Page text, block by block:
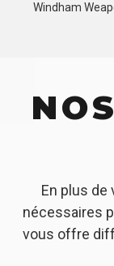
Windham
En plus
nécessaires
vous offre